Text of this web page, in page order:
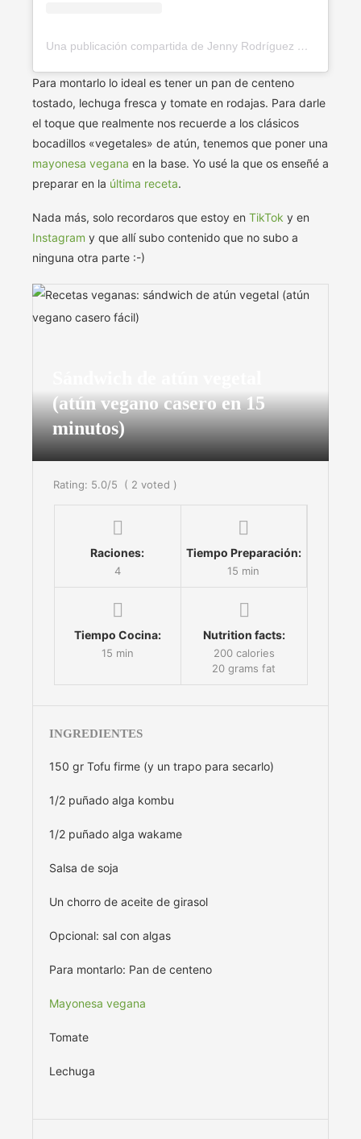
Una publicación compartida de Jenny Rodríguez ✨🍃 (@soyvegana_jenny)
Para montarlo lo ideal es tener un pan de centeno
tostado, lechuga fresca y tomate en rodajas. Para darle
el toque que realmente nos recuerde a los clásicos
bocadillos «vegetales» de atún, tenemos que poner una
mayonesa vegana en la base. Yo usé la que os enseñé a
preparar en la última receta.
Nada más, solo recordaros que estoy en TikTok y en
Instagram y que allí subo contenido que no subo a
ninguna otra parte :-)
(atún vegano casero en 15
minutos)
Rating: 5.0/5 ( 2 voted )
Raciones:
4
Tiempo Preparación:
15 min
Tiempo Cocina:
15 min
Nutrition facts:
200 calories
20 grams fat
INGREDIENTES
150 gr Tofu firme (y un trapo para secarlo)
1/2 puñado alga kombu
1/2 puñado alga wakame
Salsa de soja
Un chorro de aceite de girasol
Opcional: sal con algas
Para montarlo: Pan de centeno
Mayonesa vegana
Tomate
Lechuga